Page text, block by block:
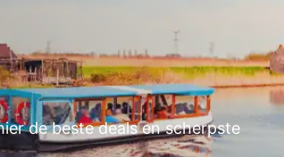
de beste deals en scherpste